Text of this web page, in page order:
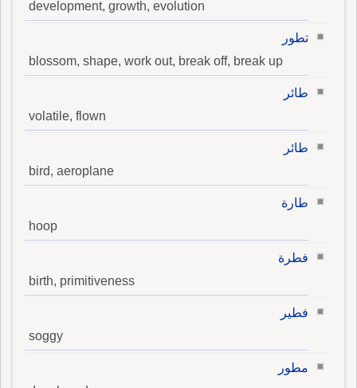
development, growth, evolution
تطور
blossom, shape, work out, break off, break up
طائر
volatile, flown
طائر
bird, aeroplane
طارة
hoop
فطرة
birth, primitiveness
فطير
soggy
مطور